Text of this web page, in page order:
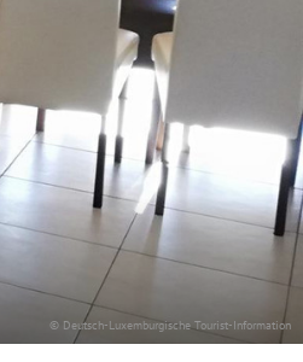
© Deutsch-Luxemburgische Tourist-Information